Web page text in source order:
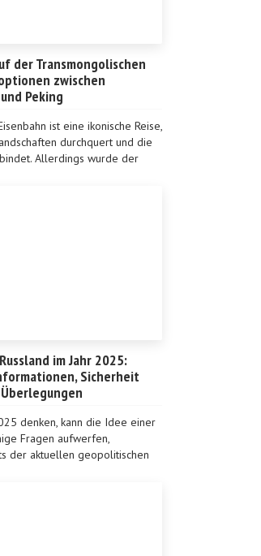
der Transmongolischen
zwischen
Peking
ist eine ikonische Reise,
durchquert und die
Allerdings wurde der
im Jahr 2025:
Sicherheit
denken, kann die Idee einer
Fragen aufwerfen,
der aktuellen geopolitischen